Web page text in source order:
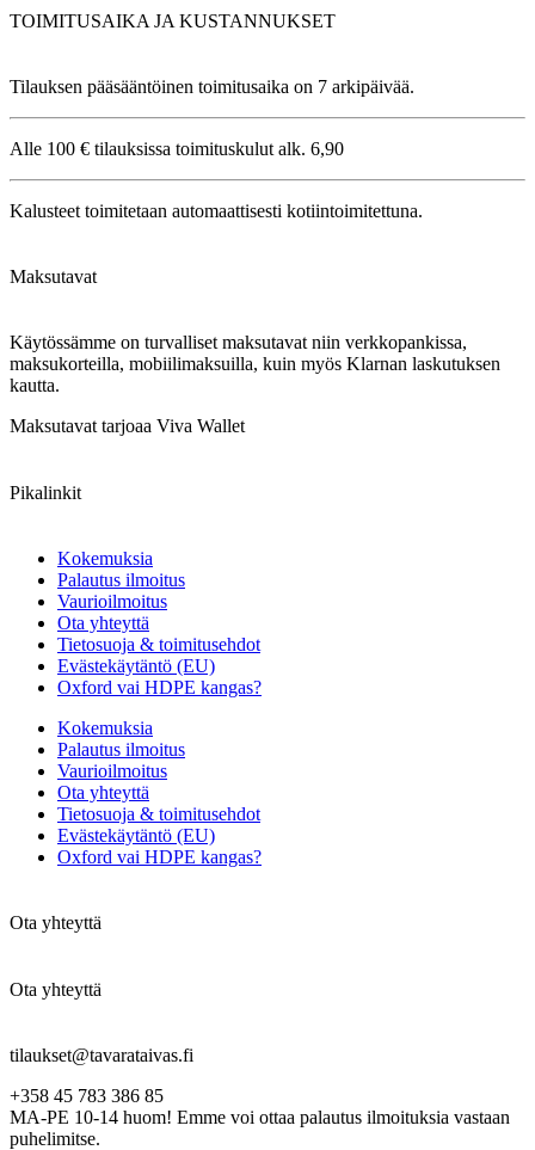
TOIMITUSAIKA JA KUSTANNUKSET
Tilauksen pääsääntöinen toimitusaika on 7 arkipäivää.
Alle 100 € tilauksissa toimituskulut alk. 6,90
Kalusteet toimitetaan automaattisesti kotiintoimitettuna.
Maksutavat
Käytössämme on turvalliset maksutavat niin verkkopankissa,
maksukorteilla, mobiilimaksuilla, kuin myös Klarnan laskutuksen
kautta.
Maksutavat tarjoaa Viva Wallet
Pikalinkit
Kokemuksia
Palautus ilmoitus
Vaurioilmoitus
Ota yhteyttä
Tietosuoja & toimitusehdot
Evästekäytäntö (EU)
Oxford vai HDPE kangas?
Kokemuksia
Palautus ilmoitus
Vaurioilmoitus
Ota yhteyttä
Tietosuoja & toimitusehdot
Evästekäytäntö (EU)
Oxford vai HDPE kangas?
Ota yhteyttä
Ota yhteyttä
tilaukset@tavarataivas.fi
+358 45 783 386 85
MA-PE 10-14 huom! Emme voi ottaa palautus ilmoituksia vastaan
puhelimitse.